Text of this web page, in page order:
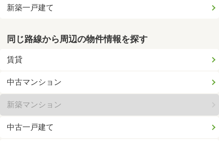
新築一戸建て
同じ路線から周辺の物件情報を探す
賃貸
中古マンション
新築マンション
中古一戸建て